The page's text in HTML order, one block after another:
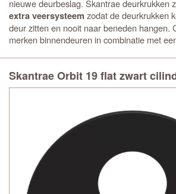
nieuwe deurbeslag. Skantrae deurkrukken
extra veersysteem zodat de deurkrukken
deur zitten en nooit naar beneden hangen.
merken binnendeuren in combinatie met
Skantrae Orbit 19 flat zwart